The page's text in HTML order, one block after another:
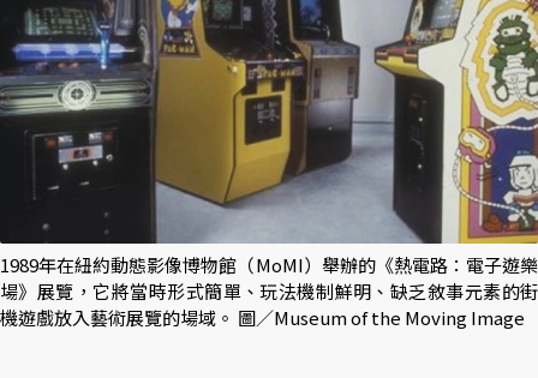
1989年在紐約動態影像博物館（MoMI）舉辦的《熱電路：電子遊樂
場》展覽，它將當時形式簡單、玩法機制鮮明、缺乏敘事元素的街
機遊戲放入藝術展覽的場域。 圖／Museum of the Moving Image